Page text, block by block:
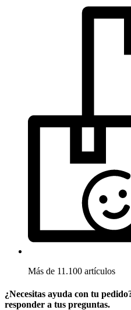
Más de 11.100 artículos
¿Necesitas ayuda con tu
responder a tus preguntas.